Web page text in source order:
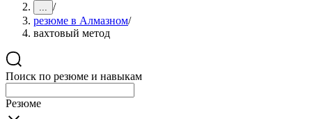
... /
резюме в Алмазном/
вахтовый метод
Поиск по резюме и навыкам
Резюме